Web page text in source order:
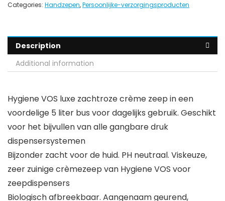
Categories: Handzepen,Persoonlijke-verzorgingsproducten
Description
Additional information
Hygiene VOS luxe zachtroze crème zeep in een
voordelige 5 liter bus voor dagelijks gebruik. Geschikt
voor het bijvullen van alle gangbare druk
dispensersystemen
Bijzonder zacht voor de huid. PH neutraal. Viskeuze,
zeer zuinige crèmezeep van Hygiene VOS voor
zeepdispensers
Biologisch afbreekbaar. Aangenaam geurend,